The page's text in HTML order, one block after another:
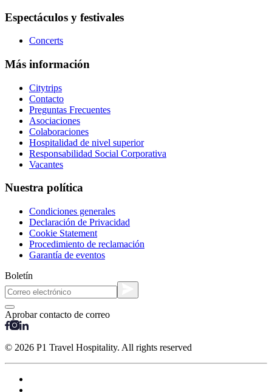
Espectáculos y festivales
Concerts
Más información
Citytrips
Contacto
Preguntas Frecuentes
Asociaciones
Colaboraciones
Hospitalidad de nivel superior
Responsabilidad Social Corporativa
Vacantes
Nuestra política
Condiciones generales
Declaración de Privacidad
Cookie Statement
Procedimiento de reclamación
Garantía de eventos
Boletín
Aprobar contacto de correo
© 2026 P1 Travel Hospitality. All rights reserved